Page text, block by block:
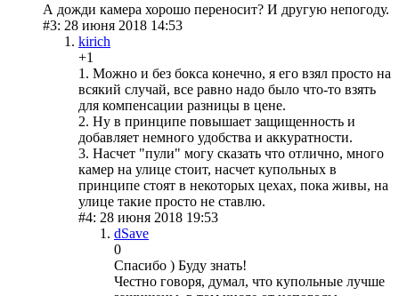
А дожди камера хорошо переносит? И другую непогоду.
#3: 28 июня 2018 14:53
kirich
+1
1. Можно и без бокса конечно, я его взял просто на
всякий случай, все равно надо было что-то взять
для компенсации разницы в цене.
2. Ну в принципе повышает защищенность и
добавляет немного удобства и аккуратности.
3. Насчет "пули" могу сказать что отлично, много
камер на улице стоит, насчет купольных в
принципе стоят в некоторых цехах, пока живы, на
улице такие просто не ставлю.
#4: 28 июня 2018 19:53
dSave
0
Спасибо ) Буду знать!
Честно говоря, думал, что купольные лучше